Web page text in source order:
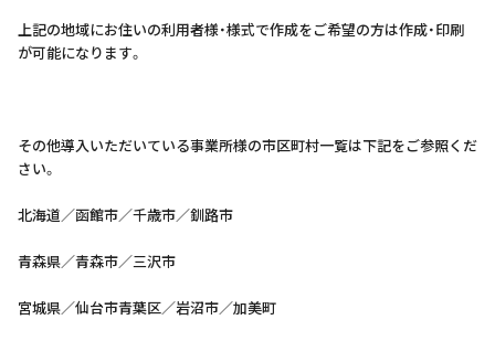
上記の地域にお住いの利用者様・様式で作成をご希望の方は作成・印刷
が可能になります。
その他導入いただいている事業所様の市区町村一覧は下記をご参照くだ
さい。
北海道／函館市／千歳市／釧路市
青森県／青森市／三沢市
宮城県／仙台市青葉区／岩沼市／加美町